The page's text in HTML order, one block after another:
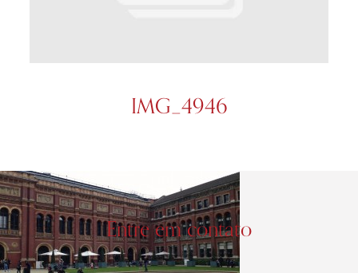
IMG_4946
Entre em contato